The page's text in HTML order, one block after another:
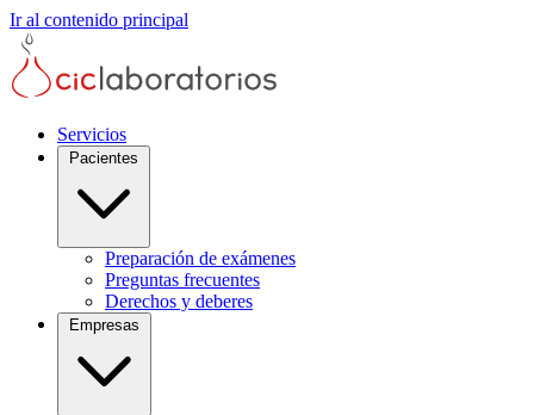
Ir al contenido principal
Servicios
Preparación de exámenes
Preguntas frecuentes
Derechos y deberes